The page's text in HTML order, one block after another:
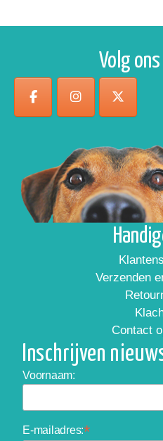
Volg
Verzenden
Contact
Inschrijven
Voornaam:
E-mailadres:*